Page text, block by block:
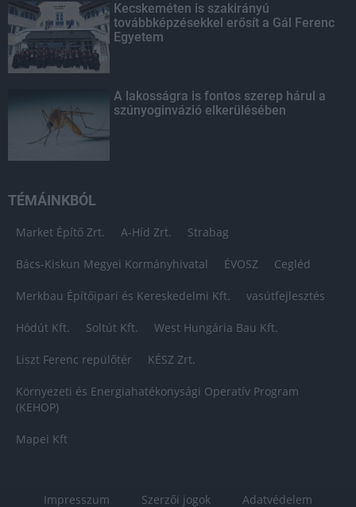
Kecskeméten is szakirányú
továbbképzésekkel erősít a Gál Ferenc
Egyetem
A lakosságra is fontos szerep hárul a
szúnyoginvázió elkerülésében
TÉMÁINKBÓL
Market Építő Zrt. A-Híd Zrt. Strabag
Bács-Kiskun Megyei Kormányhivatal ÉVOSZ Cegléd
Merkbau Építőipari és Kereskedelmi Kft. vasútfejlesztés
Hódút Kft. Soltút Kft. West Hungária Bau Kft.
Liszt Ferenc repülőtér KÉSZ Zrt.
Környezeti és Energiahatékonysági Operatív Program
(KEHOP)
Mapei Kft
Impresszum Szerzői jogok Adatvédelem